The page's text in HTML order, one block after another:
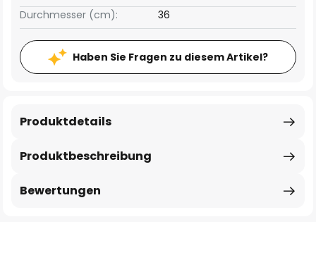
Durchmesser (cm):
36
Haben Sie Fragen zu diesem Artikel?
Produktbeschreibung
Produktdetails
Bewertungen